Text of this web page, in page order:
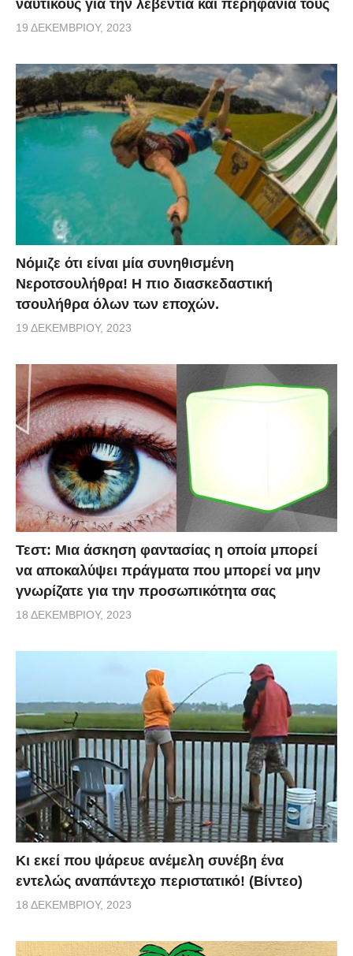
ναυτικούς για την λεβεντιά και περηφάνια τους
19 ΔΕΚΕΜΒΡΊΟΥ, 2023
Νόμιζε ότι είναι μία συνηθισμένη
Νεροτσουλήθρα! Η πιο διασκεδαστική
τσουλήθρα όλων των εποχών.
19 ΔΕΚΕΜΒΡΊΟΥ, 2023
Τεστ: Μια άσκηση φαντασίας η οποία μπορεί
να αποκαλύψει πράγματα που μπορεί να μην
γνωρίζατε για την προσωπικότητα σας
18 ΔΕΚΕΜΒΡΊΟΥ, 2023
Κι εκεί που ψάρευε ανέμελη συνέβη ένα
εντελώς αναπάντεχο περιστατικό! (Βίντεο)
18 ΔΕΚΕΜΒΡΊΟΥ, 2023